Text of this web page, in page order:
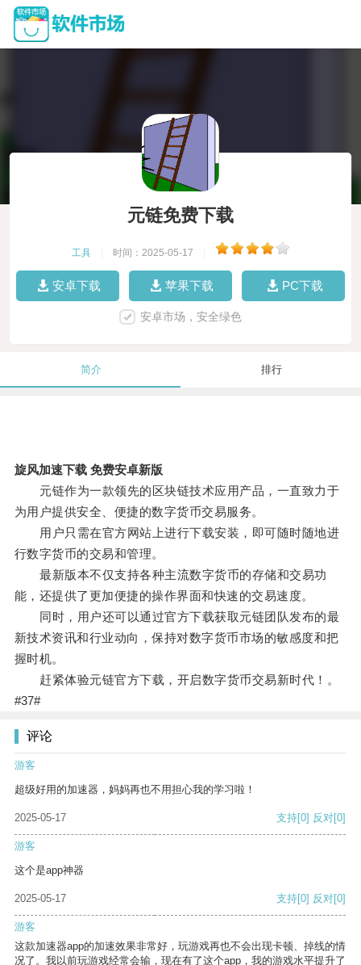
元链免费下载
工具 时间：2025-05-17
安卓下载 苹果下载 PC下载
安卓市场，安全绿色
简介 排行
旋风加速下载 免费安卓新版
元链作为一款领先的区块链技术应用产品，一直致力于
为用户提供安全、便捷的数字货币交易服务。
用户只需在官方网站上进行下载安装，即可随时随地进
行数字货币的交易和管理。
最新版本不仅支持各种主流数字货币的存储和交易功
能，还提供了更加便捷的操作界面和快速的交易速度。
同时，用户还可以通过官方下载获取元链团队发布的最
新技术资讯和行业动向，保持对数字货币市场的敏感度和把
握时机。
赶紧体验元链官方下载，开启数字货币交易新时代！。
#37#
评论
游客
超级好用的加速器，妈妈再也不用担心我的学习啦！
2025-05-17 支持[0] 反对[0]
游客
这个是app神器
2025-05-17 支持[0] 反对[0]
游客
这款加速器app的加速效果非常好，玩游戏再也不会出现卡顿、掉线的情
况了。我以前玩游戏经常会输，现在有了这个app，我的游戏水平提升了